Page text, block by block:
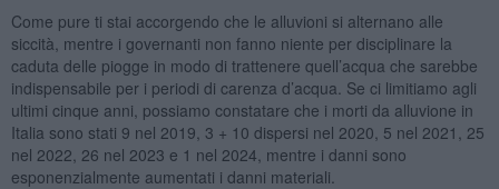
Come pure ti stai accorgendo che le alluvioni si alternano alle
siccità, mentre i governanti non fanno niente per disciplinare la
caduta delle piogge in modo di trattenere quell’acqua che sarebbe
indispensabile per i periodi di carenza d’acqua. Se ci limitiamo agli
ultimi cinque anni, possiamo constatare che i morti da alluvione in
Italia sono stati 9 nel 2019, 3 + 10 dispersi nel 2020, 5 nel 2021, 25
nel 2022, 26 nel 2023 e 1 nel 2024, mentre i danni sono
esponenzialmente aumentati i danni materiali.